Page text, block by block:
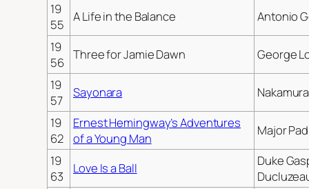
19
55
A Life in the Balance
Antonio
19
56
Three for Jamie Dawn
George
19
57
Sayonara
Nakamura
19
62
Ernest Hemingway’s Adventures
of a Young Man
Major
19
63
Love Is a Ball
Duke